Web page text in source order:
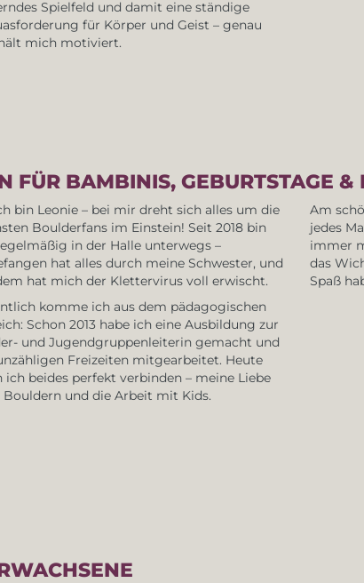
Spielfeld und damit eine ständige
für Körper und Geist – genau
mich motiviert.
FÜR BAMBINIS, GEBURTSTAGE &
bin Leonie – bei mir dreht sich alles um die
Boulderfans im Einstein! Seit 2018 bin
in der Halle unterwegs –
hat alles durch meine Schwester, und
hat mich der Klettervirus voll erwischt.
komme ich aus dem pädagogischen
Schon 2013 habe ich eine Ausbildung zur
und Jugendgruppenleiterin gemacht und
Freizeiten mitgearbeitet. Heute
ich beides perfekt verbinden – meine Liebe
Bouldern und die Arbeit mit Kids.
Am
jedes
immer
das
Spaß